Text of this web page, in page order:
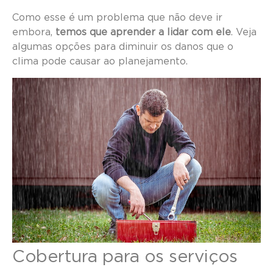
Como esse é um problema que não deve ir
embora, temos que aprender a lidar com ele. Veja
algumas opções para diminuir os danos que o
clima pode causar ao planejamento.
Cobertura para os serviços